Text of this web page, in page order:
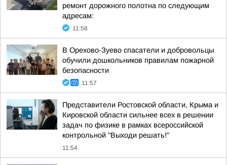
ремонт дорожного полотна по следующим
адресам:
11:58
В Орехово-Зуево спасатели и добровольцы
обучили дошкольников правилам пожарной
безопасности
11:57
Представители Ростовской области, Крыма и
Кировской области сильнее всех в решении
задач по физике в рамках всероссийской
контрольной "Выходи решать!"
11:54